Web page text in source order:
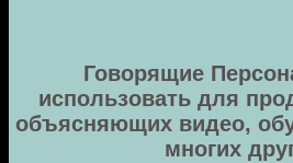
Говорящие
использовать для
объясняющих видео,
многих